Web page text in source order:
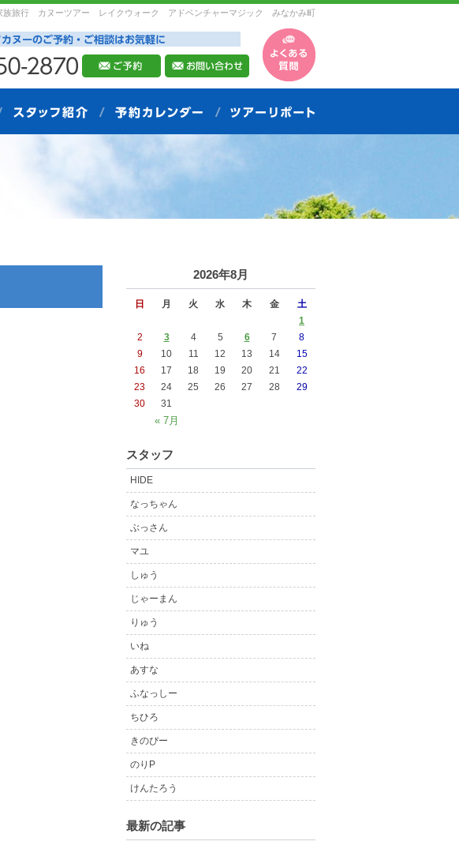
旅行 カヌーツアー レイクウォーク アドベンチャーマジック みなかみ町
2026年8月
日 月 火 水 木 金 土
« 7月
1
2
3 4 5 6 7
8
9
10 11 12 13 14
15
16
17 18 19 20 21
22
23
24 25 26 27 28
29
30
31
スタッフ
HIDE
なっちゃん
ぶっさん
マユ
しゅう
じゃーまん
りゅう
いね
あすな
ふなっしー
ちひろ
きのぴー
のりP
けんたろう
最新の記事